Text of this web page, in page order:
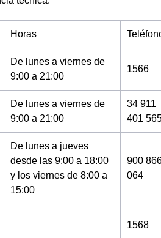
Horas
De lunes a viernes de
9:00 a 21:00
1566
De lunes a viernes de
9:00 a 21:00
34 911
401
De lunes a jueves
desde las 9:00 a 18:00
y los viernes de 8:00 a
15:00
900
064
1568